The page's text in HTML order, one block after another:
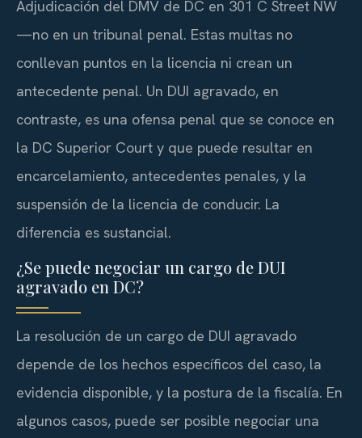
Adjudicación del DMV de DC en 301 C Street NW
—no en un tribunal penal. Estas multas no
conllevan puntos en la licencia ni crean un
antecedente penal. Un DUI agravado, en
contraste, es una ofensa penal que se conoce en
la DC Superior Court y que puede resultar en
encarcelamiento, antecedentes penales, y la
suspensión de la licencia de conducir. La
diferencia es sustancial.
¿Se puede negociar un cargo de DUI
agravado en DC?
La resolución de un cargo de DUI agravado
depende de los hechos específicos del caso, la
evidencia disponible, y la postura de la fiscalía. En
algunos casos, puede ser posible negociar una